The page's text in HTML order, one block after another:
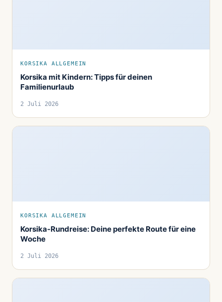
KORSIKA ALLGEMEIN
Korsika mit Kindern: Tipps für deinen
Familienurlaub
2 Juli 2026
KORSIKA ALLGEMEIN
Korsika-Rundreise: Deine perfekte Route für eine
Woche
2 Juli 2026